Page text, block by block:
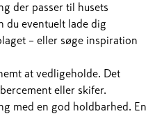
der passer til husets
du eventuelt lade dig
– eller søge inspiration
at vedligeholde. Det
eller skifer.
med en god holdbarhed. En